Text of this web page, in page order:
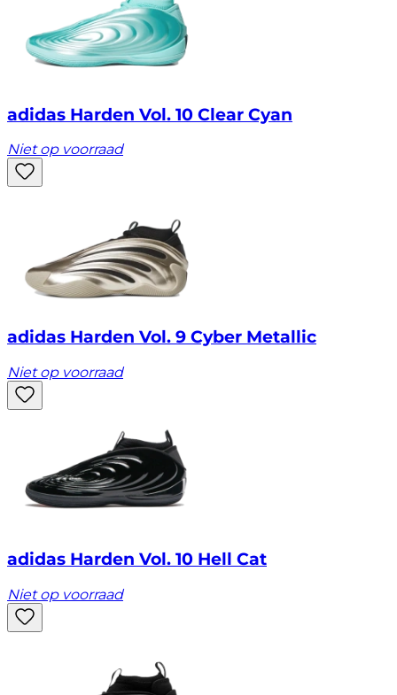
adidas Harden Vol. 10 Clear Cyan
Niet op voorraad
adidas Harden Vol. 9 Cyber Metallic
Niet op voorraad
adidas Harden Vol. 10 Hell Cat
Niet op voorraad